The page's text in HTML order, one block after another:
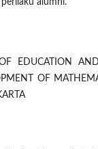
alumni.
EDUCATION
OF